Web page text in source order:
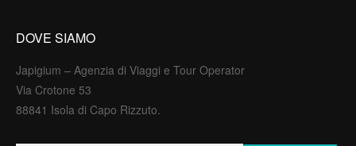
DOVE SIAMO
Japigium – Agenzia di Viaggi e Tour Operator
Via Crotone 53
88841 Isola di Capo Rizzuto.